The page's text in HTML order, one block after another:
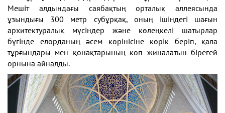
Мешіт алдындағы саябақтың орталық аллеясында
ұзындығы 300 метр субұрқақ, оның ішіндегі шағын
архитектуралық мүсіндер және көлеңкелі шатырлар
бүгінде елорданың әсем көрінісіне көрік беріп, қала
тұрғындары мен қонақтарының көп жиналатын бірегей
орнына айналды.